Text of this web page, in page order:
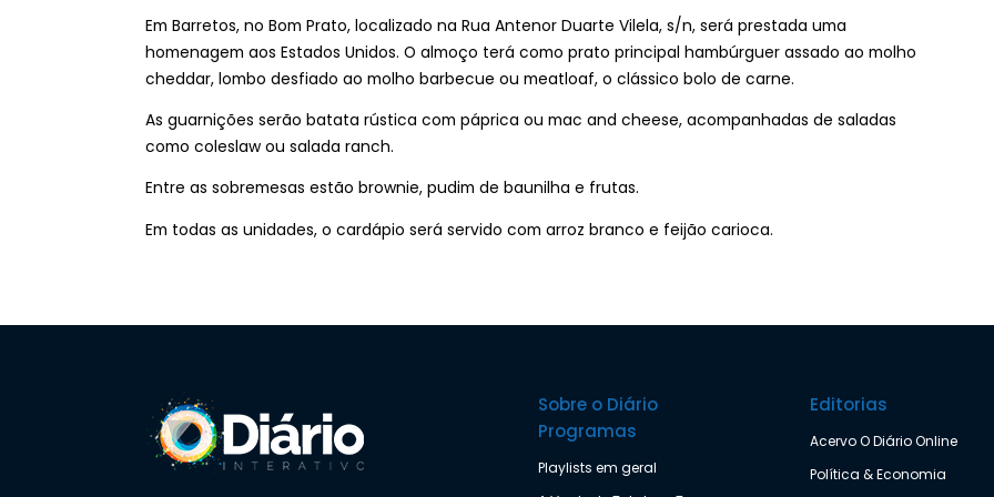
Em Barretos, no Bom Prato, localizado na Rua Antenor Duarte Vilela, s/n, será prestada uma
homenagem aos Estados Unidos. O almoço terá como prato principal hambúrguer assado ao molho
cheddar, lombo desfiado ao molho barbecue ou meatloaf, o clássico bolo de carne.
As guarnições serão batata rústica com páprica ou mac and cheese, acompanhadas de saladas
como coleslaw ou salada ranch.
Entre as sobremesas estão brownie, pudim de baunilha e frutas.
Em todas as unidades, o cardápio será servido com arroz branco e feijão carioca.
Sobre o Diário
Programas
Playlists em geral
Editorias
Acervo O Diário Online
Política & Economia